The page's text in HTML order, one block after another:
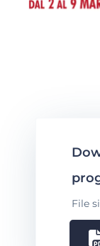
File